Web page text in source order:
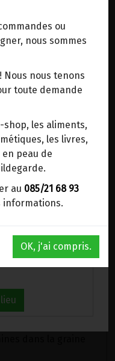
ou
nous sommes
Nous nous tenons
toute demande
shop, les aliments,
les livres,
peau de
au 085/21 68 93
informations.
OK, j'ai compris.
un point
de BPost :
BBox
le
mail avec le
bien nous vous
ensemble le
(BE)
au magasin,
des pâtes
les valeurs
avec de la
est une
liées à la
à la
base:
;